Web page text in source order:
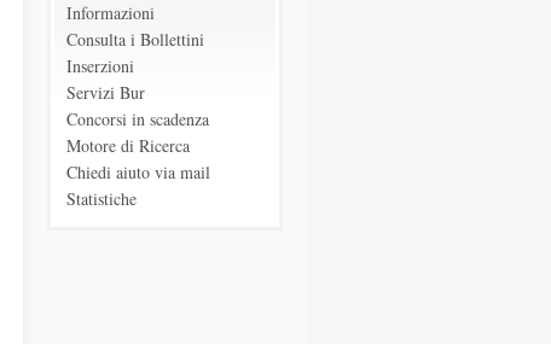
Informazioni
Consulta i Bollettini
Inserzioni
Servizi Bur
Concorsi in scadenza
Motore di Ricerca
Chiedi aiuto via mail
Statistiche